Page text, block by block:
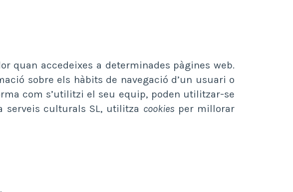
quan accedeixes a determinades pàgines web.
sobre els hàbits de navegació d’un usuari o
com s’utilitzi el seu equip, poden utilitzar-se
serveis culturals SL, utilitza cookies per millorar